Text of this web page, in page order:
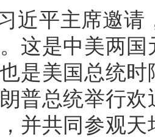
近平主席邀请
这是中美两
是美国总统
普总统举行
并共同参观